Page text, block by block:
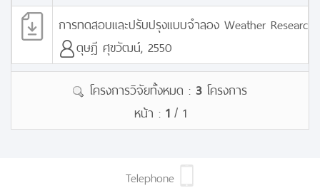
การทดสอบและปรับปรุงแบบจำลอง Weather
ดุษฎี ศุขวัฒน์, 2550
โครงการวิจัยทั้งหมด : 3 โครงการ
หน้า : 1/ 1
Telephone